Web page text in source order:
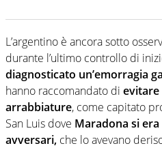
L’argentino è ancora sotto
durante l’ultimo controllo di
diagnosticato un’emorragia
hanno raccomandato di evitare
arrabbiature, come capitato
San Luis dove Maradona si
avversari, che lo avevano